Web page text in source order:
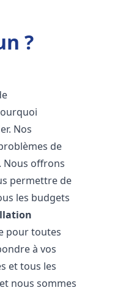
?
Nos
de
Nous offrons
permettre de
les budgets
pour toutes
à vos
et tous les
nous sommes